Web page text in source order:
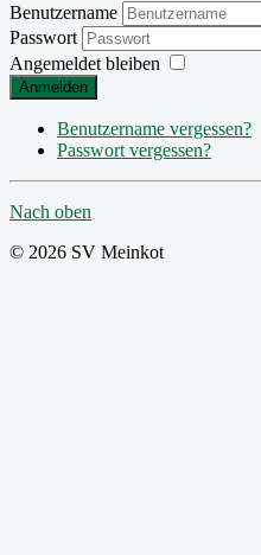
Benutzername
Passwort
Angemeldet bleiben
Anmelden
Benutzername vergessen?
Passwort vergessen?
Nach oben
© 2026 SV Meinkot